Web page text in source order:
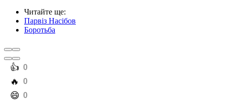
Читайте ще:
Парвіз Насібов
Боротьба
️👍 0
️🔥 0
️😄 0